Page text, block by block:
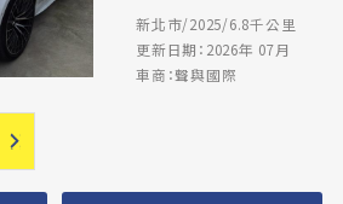
新北市/2025/6.8千公里
更新日期：2026年 07月
車商：聲與國際